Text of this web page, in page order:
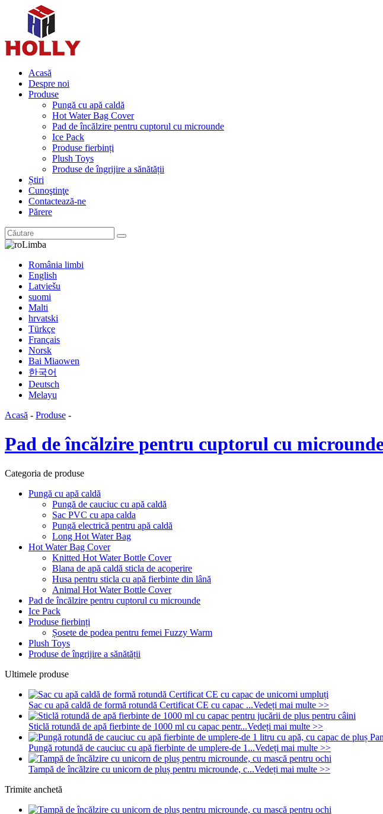
Acasă
Despre noi
Produse
Pungă cu apă caldă
Hot Water Bag Cover
Pad de încălzire pentru cuptorul cu microunde
Ice Pack
Produse fierbinți
Plush Toys
Produse de îngrijire a sănătății
Știri
Cunoştinţe
Contactează-ne
Părere
Limba
România limbi
English
Latviešu
suomi
Malti
hrvatski
Türkçe
Français
Norsk
Bai Miaowen
한국어
Deutsch
Melayu
Acasă - Produse -
Pad de încălzire pentru cuptorul cu
Categoria de produse
Pungă cu apă caldă
Pungă de cauciuc cu apă caldă
Sac PVC cu apa calda
Pungă electrică pentru apă caldă
Long Hot Water Bag
Hot Water Bag Cover
Knitted Hot Water Bottle Cover
Blana de apă caldă sticla de acoperire
Husa pentru sticla cu apă fierbinte din lână
Animal Hot Water Bottle Cover
Pad de încălzire pentru cuptorul cu microunde
Ice Pack
Produse fierbinți
Șosete de podea pentru femei Fuzzy Warm
Plush Toys
Produse de îngrijire a sănătății
Ultimele produse
Sac cu apă caldă de formă rotundă Certificat CE cu capac ...Vedeți mai multe >>
Sticlă rotundă de apă fierbinte de 1000 ml cu capac pentr...Vedeți mai multe >>
Pungă rotundă de cauciuc cu apă fierbinte de umplere-de 1...Vedeți mai multe >>
Tampă de încălzire cu unicorn de pluș pentru microunde, c...Vedeți mai multe >>
Trimite anchetă